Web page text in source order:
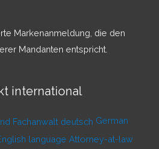
Markenanmeldung, die den
Mandanten entspricht.
international
German